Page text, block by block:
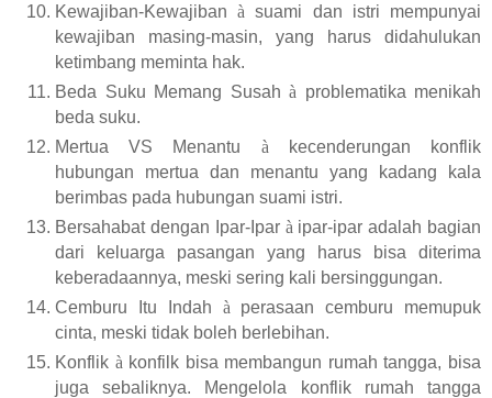
Kewajiban-Kewajibanà suami dan istri mempunyai
kewajiban masing-masin, yang harus didahulukan
ketimbang meminta hak.
Beda Suku Memang Susah à problematika menikah
beda suku.
Mertua VS Menantu à kecenderungan konflik
hubungan mertua dan menantu yang kadang kala
berimbas pada hubungan suami istri.
Bersahabat dengan Ipar-Ipar à ipar-ipar adalah bagian
dari keluarga pasangan yang harus bisa diterima
keberadaannya, meski sering kali bersinggungan.
Cemburu Itu Indah à perasaan cemburu memupuk
cinta, meski tidak boleh berlebihan.
Konflik à konfilk bisa membangun rumah tangga, bisa
juga sebaliknya. Mengelola konflik rumah tangga